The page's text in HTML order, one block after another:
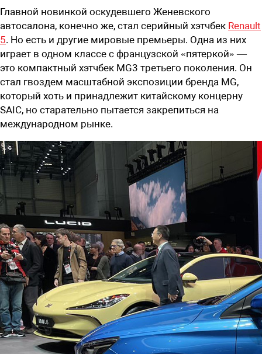
Главной новинкой оскудевшего Женевского
автосалона, конечно же, стал серийный хэтчбек Renault
5. Но есть и другие мировые премьеры. Одна из них
играет в одном классе с французской «пятеркой» —
это компактный хэтчбек MG3 третьего поколения. Он
стал гвоздем масштабной экспозиции бренда MG,
который хоть и принадлежит китайскому концерну
SAIC, но старательно пытается закрепиться на
международном рынке.